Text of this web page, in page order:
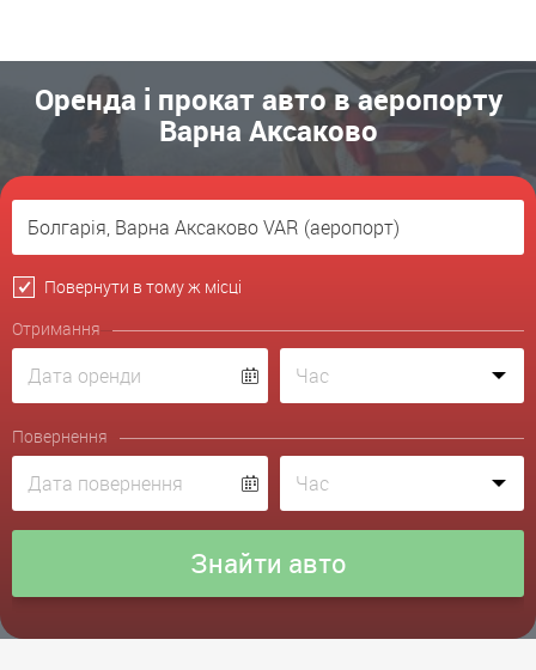
Оренда і прокат авто в аеропорту
Варна Аксаково
Повернути в тому ж місці
Отримання
Повернення